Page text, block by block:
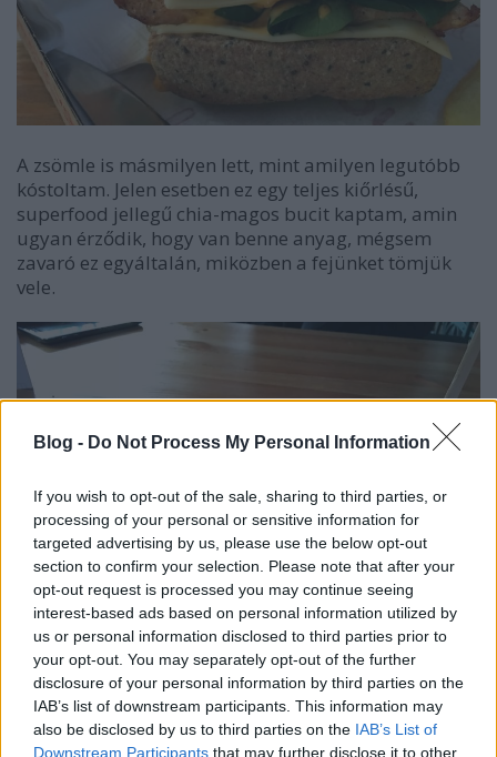
Blog - Do Not Process My Personal Information
If you wish to opt-out of the sale, sharing to third parties, or
processing of your personal or sensitive information for
targeted advertising by us, please use the below opt-out
section to confirm your selection. Please note that after your
opt-out request is processed you may continue seeing
interest-based ads based on personal information utilized by
us or personal information disclosed to third parties prior to
your opt-out. You may separately opt-out of the further
disclosure of your personal information by third parties on the
IAB’s list of downstream participants. This information may
also be disclosed by us to third parties on the IAB’s List of
Downstream Participants that may further disclose it to other
A zsömle is másmilyen lett, mint amilyen legutóbb
kóstoltam. Jelen esetben ez egy teljes kiőrlésű,
superfood jellegű chia-magos bucit kaptam, amin
ugyan érződik, hogy van benne anyag, mégsem
zavaró ez egyáltalán, miközben a fejünket tömjük
vele.